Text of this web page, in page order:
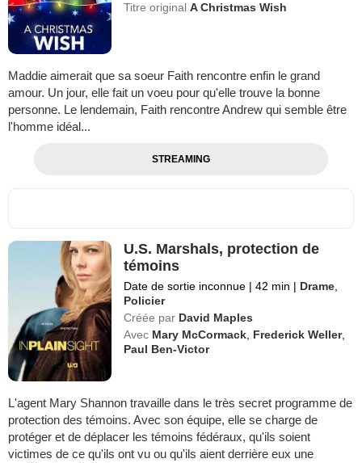
Titre originalA Christmas Wish
Maddie aimerait que sa soeur Faith rencontre enfin le grand
amour. Un jour, elle fait un voeu pour qu'elle trouve la bonne
personne. Le lendemain, Faith rencontre Andrew qui semble être
l'homme idéal...
STREAMING
U.S. Marshals, protection de
témoins
Date de sortie inconnue | 42 min | Drame
Policier
Créée par David Maples
Avec Mary McCormack Frederick Weller,
Paul Ben-Victor
L'agent Mary Shannon travaille dans le très secret programme de
protection des témoins. Avec son équipe, elle se charge de
protéger et de déplacer les témoins fédéraux, qu'ils soient
victimes de ce qu'ils ont vu ou qu'ils aient derrière eux une